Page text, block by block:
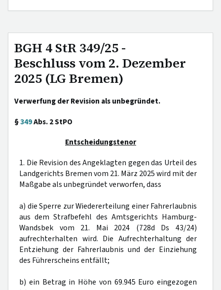
BGH 4 StR 349/25 -
Beschluss vom 2. Dezember
2025 (LG Bremen)
Verwerfung der Revision als unbegründet.
§349Abs. 2 StPO
Entscheidungstenor
1. Die Revision des Angeklagten gegen das Urteil des
Landgerichts Bremen vom 21. März 2025 wird mit der
Maßgabe als unbegründet verworfen, dass
a) die Sperre zur Wiedererteilung einer Fahrerlaubnis
aus dem Strafbefehl des Amtsgerichts Hamburg-
Wandsbek vom 21. Mai 2024 (728d Ds 43/24)
aufrechterhalten wird. Die Aufrechterhaltung der
Entziehung der Fahrerlaubnis und der Einziehung
des Führerscheins entfällt;
b) ein Betrag in Höhe von 69.945 Euro eingezogen